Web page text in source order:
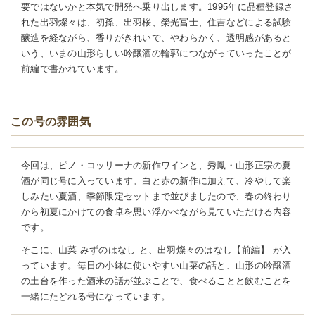
要ではないかと本気で開発へ乗り出します。1995年に品種登録さ
れた出羽燦々は、初孫、出羽桜、榮光冨士、住吉などによる試験
醸造を経ながら、香りがきれいで、やわらかく、透明感があると
いう、いまの山形らしい吟醸酒の輪郭につながっていったことが
前編で書かれています。
この号の雰囲気
今回は、ピノ・コッリーナの新作ワインと、秀鳳・山形正宗の夏
酒が同じ号に入っています。白と赤の新作に加えて、冷やして楽
しみたい夏酒、季節限定セットまで並びましたので、春の終わり
から初夏にかけての食卓を思い浮かべながら見ていただける内容
です。
そこに、山菜 みずのはなし と、出羽燦々のはなし【前編】 が入
っています。毎日の小鉢に使いやすい山菜の話と、山形の吟醸酒
の土台を作った酒米の話が並ぶことで、食べることと飲むことを
一緒にたどれる号になっています。